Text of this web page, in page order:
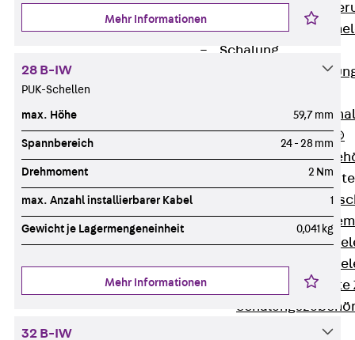
Schalung
Zurück
RAPIDOBAT®
Schalrohre
Mehr Informationen
28 B-IW
PUK-Schellen
max. Höhe 59,7 mm
Spannbereich 24 - 28 mm
Drehmoment 2 Nm
max. Anzahl installierbarer Kabel 1
Gewicht je Lagermengeneinheit 0,041 kg
Mehr Informationen
32 B-IW